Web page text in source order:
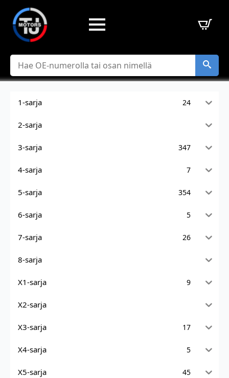
Hae
1-sarja 24
2-sarja
3-sarja 347
4-sarja 7
5-sarja 354
6-sarja 5
7-sarja 26
8-sarja
X1-sarja 9
X2-sarja
X3-sarja 17
X4-sarja 5
X5-sarja 45